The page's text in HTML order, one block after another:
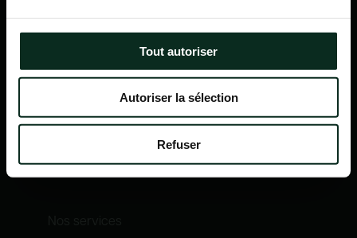
Tout autoriser
Autoriser la sélection
Refuser
Navigation
Qui sommes-nous ?
Notre catalogue
Nos métiers